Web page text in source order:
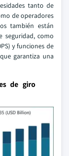
tanto de
de operadores
también están
seguridad, como
y funciones de
garantiza una
de giro